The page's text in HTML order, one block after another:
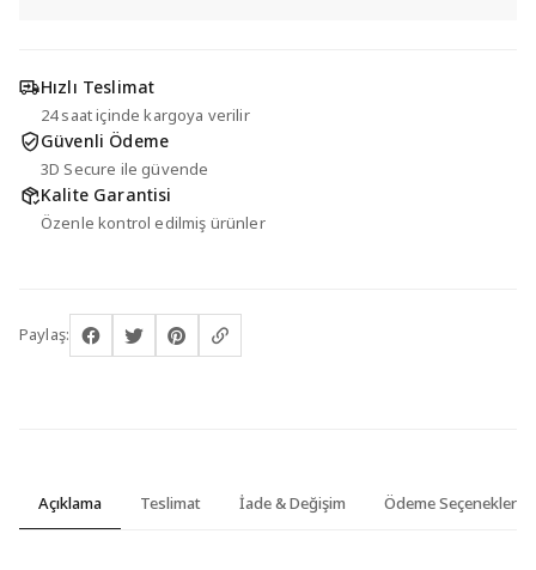
Hızlı Teslimat
24 saat içinde kargoya verilir
Güvenli Ödeme
3D Secure ile güvende
Kalite Garantisi
Özenle kontrol edilmiş ürünler
Paylaş:
Açıklama Teslimat İade & Değişim Ödeme Seçenekleri